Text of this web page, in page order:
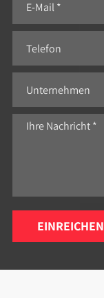
EINREICHEN